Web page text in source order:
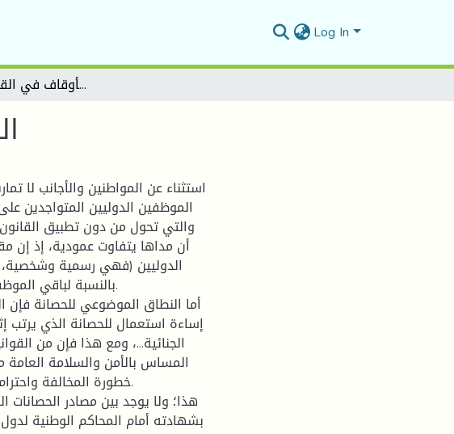
Log In
المنازعات الخاصة بالأوقاف في القانون الجزائري
استثناء عن المواطنين والأجانب لا
الموظفين الدوليين المتواجدين
والتي تحول من دون تطبيق القانون
أن مداها يتفاوت عمودية، إذ إن
الدوليين (فهي رسمية
بالنسبة لباقي
أما النطاق الموضوعي للحصانة
إساءة استعمال للحصانة الذي يرتب
الجنائية...، ومع هذا فإن من
المساس بالأمن والسلامة
خطورة المخالفة
هذا؛ ولا يوجد بين مصادر الحصانات
بشهادته أمام المحاكم الوطنية